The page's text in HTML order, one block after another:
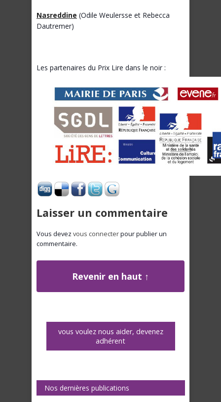
Nasreddine (Odile Weulersse et Rebecca
Dautremer)
Les partenaires du Prix Lire dans le noir :
Laisser un commentaire
Vous devez vous connecterpour publier un
commentaire.
Revenir en haut ↑
vous voulez nous aider, devenez
adhérent
Nos dernières publications